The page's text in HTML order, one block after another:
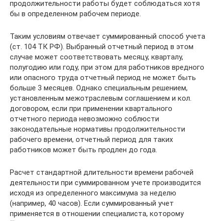
продолжительности работы будет соблюдаться хотя
бы в определенном рабочем периоде.
Таким условиям отвечает суммированный способ учета
(ст. 104 ТК РФ). Выбранный отчетный период в этом
случае может соответствовать месяцу, кварталу,
полугодию или году, при этом для работников вредного
или опасного труда отчетный период не может быть
больше 3 месяцев. Однако специальным решением,
установленным межотраслевым соглашением и кол.
договором, если при применении квартального
отчетного периода невозможно соблюсти
законодательные нормативы продолжительности
рабочего времени, отчетный период для таких
работников может быть продлен до года.
Расчет стандартной длительности времени рабочей
деятельности при суммированном учете производится
исходя из определенного максимума за неделю
(например, 40 часов). Если суммированный учет
применяется в отношении специалиста, которому